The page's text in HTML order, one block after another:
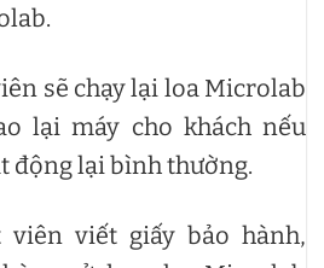
sẽ chạy lại loa Microlab
lại máy cho khách nếu
động lại bình thường.
viên viết giấy bảo hành,